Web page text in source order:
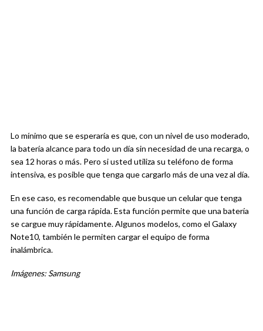
Lo mínimo que se esperaría es que, con un nivel de uso moderado,
la batería alcance para todo un día sin necesidad de una recarga, o
sea 12 horas o más. Pero si usted utiliza su teléfono de forma
intensiva, es posible que tenga que cargarlo más de una vez al día.
En ese caso, es recomendable que busque un celular que tenga
una función de carga rápida. Esta función permite que una batería
se cargue muy rápidamente. Algunos modelos, como el Galaxy
Note10, también le permiten cargar el equipo de forma
inalámbrica.
Imágenes: Samsung